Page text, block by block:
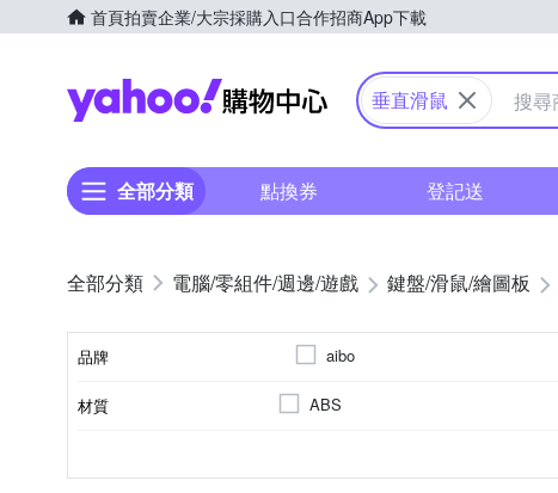
首頁拍賣企業/大宗採購入口合作招商App下載
Yahoo購物中心
垂直滑鼠
全部分類 點換券 登記送
電腦/零組件/週邊/遊戲 鍵盤/滑鼠/繪圖板
品牌 aibo
材質 ABS